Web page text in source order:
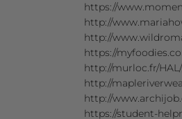
https://
http://
http://
https://
http://murloc.fr/
http://
http://
https://student-